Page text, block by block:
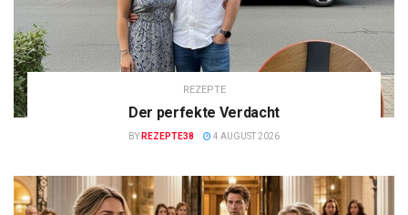
REZEPTE
Der perfekte Verdacht
BY REZEPTE38 4 AUGUST 2026